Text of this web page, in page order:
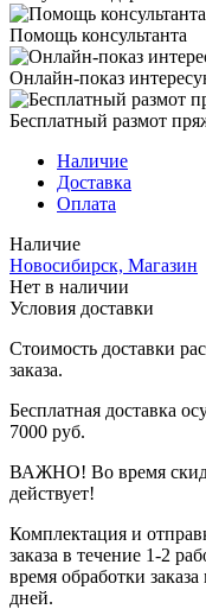
Помощь консультанта
Онлайн-показ
Бесплатный размот
Наличие
Доставка
Оплата
Наличие
Новосибирск, Магазин
Нет в наличии
Условия доставки
Стоимость доставки
заказа.
Бесплатная доставка
7000 руб.
ВАЖНО! Во время
действует!
Комплектация и
заказа в течение 1-2
время обработки
дней.